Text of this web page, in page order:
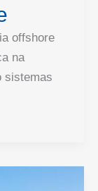
offshore
na
sistemas